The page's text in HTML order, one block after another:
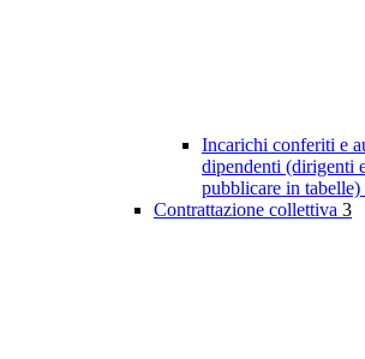
Incarichi conferiti e
dipendenti (dirigenti
pubblicare in tabelle)
Contrattazione collettiva 3